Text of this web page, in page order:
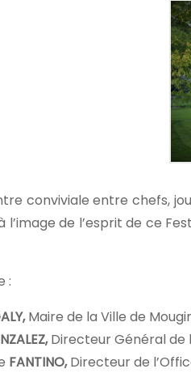
conviviale entre chefs,
l’image de l’esprit de ce
:
Maire de la Ville de
Directeur Général de
FANTINO,Directeur de